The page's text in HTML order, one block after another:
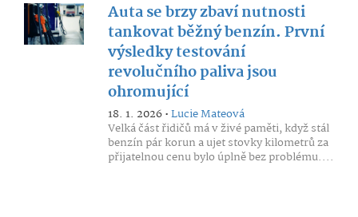
Auta se brzy zbaví nutnosti
tankovat běžný benzín. První
výsledky testování
revolučního paliva jsou
ohromující
18. 1. 2026 •Lucie Mateová
Velká část řidičů má v živé paměti, když stál
benzín pár korun a ujet stovky kilometrů za
přijatelnou cenu bylo úplně bez problému....